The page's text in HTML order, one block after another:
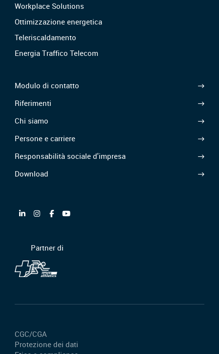
Workplace Solutions
Ottimizzazione energetica
Teleriscaldamento
Energia Traffico Telecom
Modulo di contatto
Riferimenti
Chi siamo
Persone e carriere
Responsabilità sociale d'impresa
Download
Partner di
CGC/CGA
Protezione dei dati